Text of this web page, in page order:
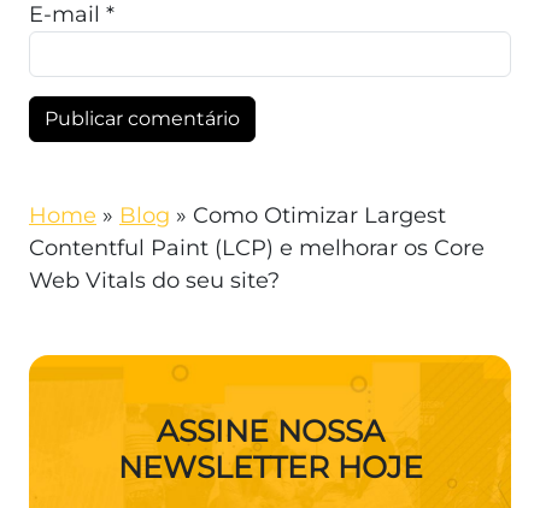
E-mail *
Home » Blog » Como Otimizar Largest
Contentful Paint (LCP) e melhorar os Core
Web Vitals do seu site?
ASSINE NOSSA
NEWSLETTER HOJE